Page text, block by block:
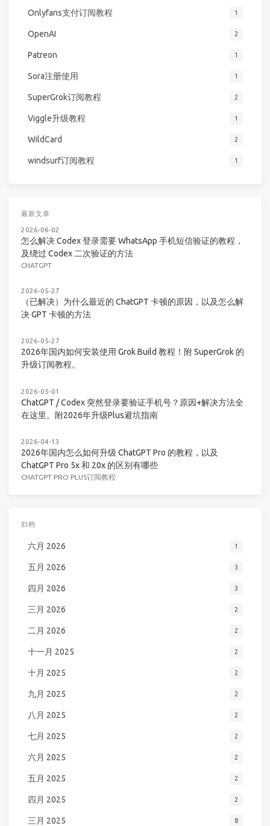
Onlyfans支付订阅教程 1
OpenAI 2
Patreon 1
Sora注册使用 1
SuperGrok订阅教程 2
Viggle升级教程 1
WildCard 2
windsurf订阅教程 1
最新文章
2026-06-02
怎么解决 Codex 登录需要 WhatsApp 手机短信验证的教程，
及绕过 Codex 二次验证的方法
CHATGPT
2026-05-27
（已解决）为什么最近的 ChatGPT 卡顿的原因，以及怎么解
决 GPT 卡顿的方法
2026-05-27
2026年国内如何安装使用 Grok Build 教程！附 SuperGrok 的
升级订阅教程。
2026-05-01
ChatGPT / Codex 突然登录要验证手机号？原因+解决方法全
在这里。附2026年升级Plus避坑指南
2026-04-13
2026年国内怎么如何升级 ChatGPT Pro 的教程，以及
ChatGPT Pro 5x 和 20x 的区别有哪些
CHATGPT PRO PLUS订阅教程
归档
六月 2026 1
五月 2026 3
四月 2026 3
三月 2026 2
二月 2026 2
十一月 2025 2
十月 2025 2
九月 2025 2
八月 2025 2
七月 2025 2
六月 2025 2
五月 2025 2
四月 2025 2
三月 2025 8